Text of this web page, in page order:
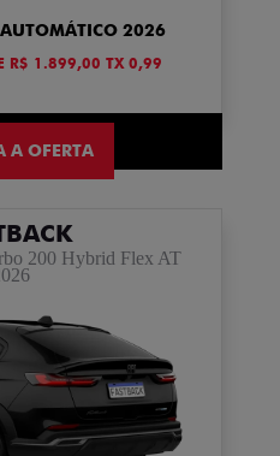
2026
R$ 1.899,00 TX 0,99
A OFERTA
200 Hybrid Flex AT